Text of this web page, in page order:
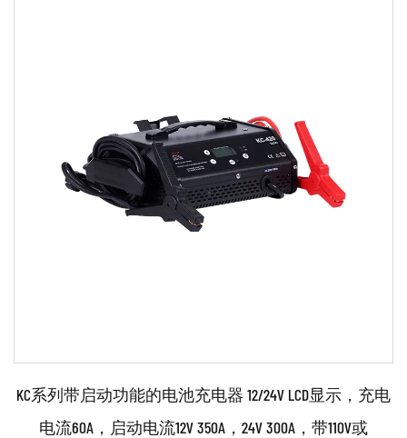
采用先进的微电脑控制技术。轻便携带。 手推车把手，
方便搬运 电量不足时直接启动发动机，无需长时间充电
充电 6 个步骤： 步骤 1 通过脉冲充电进行电池状态诊断
和恢复 ...
阅读更多
KC系列带启动功能的电池充电器 12/24V LCD显示，充电
电流60A，启动电流12V 350A，24V 300A，带110V或